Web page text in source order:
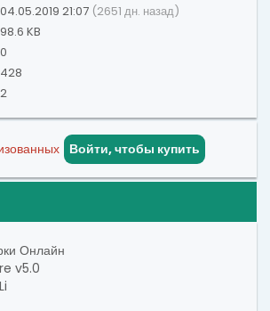
04.05.2019 21:07 (2651 дн. назад)
98.6 KB
0
428
2
Войти, чтобы купить
Онлайн
v5.0